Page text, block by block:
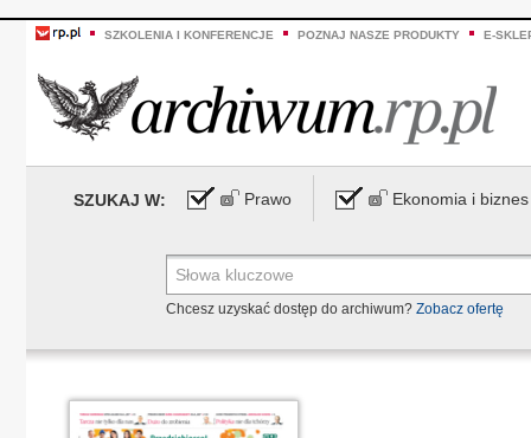
SZKOLENIA I KONFERENCJE POZNAJ NASZE PRODUKTY E-
SZUKAJ W: Prawo Ekonomia i biznes
Chcesz uzyskać dostęp do archiwum? Zobacz ofertę